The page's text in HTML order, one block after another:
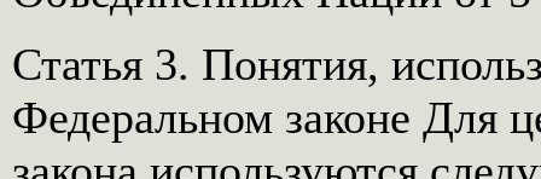
Статья 3. Понятия,
Федеральном законе Для